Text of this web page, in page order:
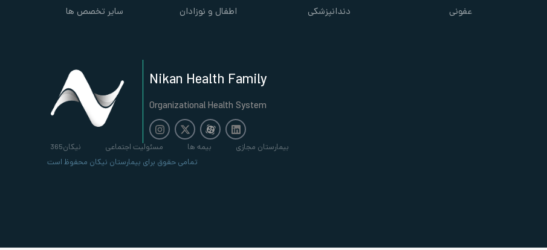
عفونی
دندانپزشکی
اطفال و نوزادان
سایر تخصص ها
Nikan Health Family
Organizational Health System
بیمارستان مجازی بیمه ها مسئولیت اجتماعی
نیکان365
تمامی حقوق برای بیمارستان نیکان محفوظ است